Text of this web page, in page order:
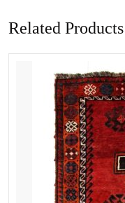
Related Products